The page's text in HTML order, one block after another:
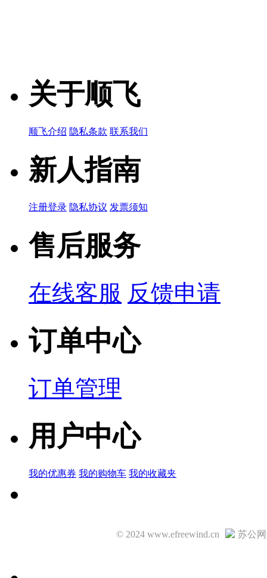
品牌名称：TDK
产品简说：
关于顺飞
顺飞介绍 隐私条款 联系我们
新人指南
注册登录 隐私协议 发票须知
售后服务
在线客服 反馈申请
订单中心
订单管理
用户中心
我的优惠券 我的购物车 我的收藏夹
© 2024 www.efreewind.cn 苏公网